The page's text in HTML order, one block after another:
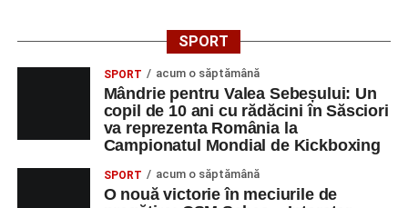
SPORT
SPORT acum o săptămână
Mândrie pentru Valea Sebeșului: Un
copil de 10 ani cu rădăcini în Săsciori
va reprezenta România la
Campionatul Mondial de Kickboxing
SPORT acum o săptămână
O nouă victorie în meciurile de